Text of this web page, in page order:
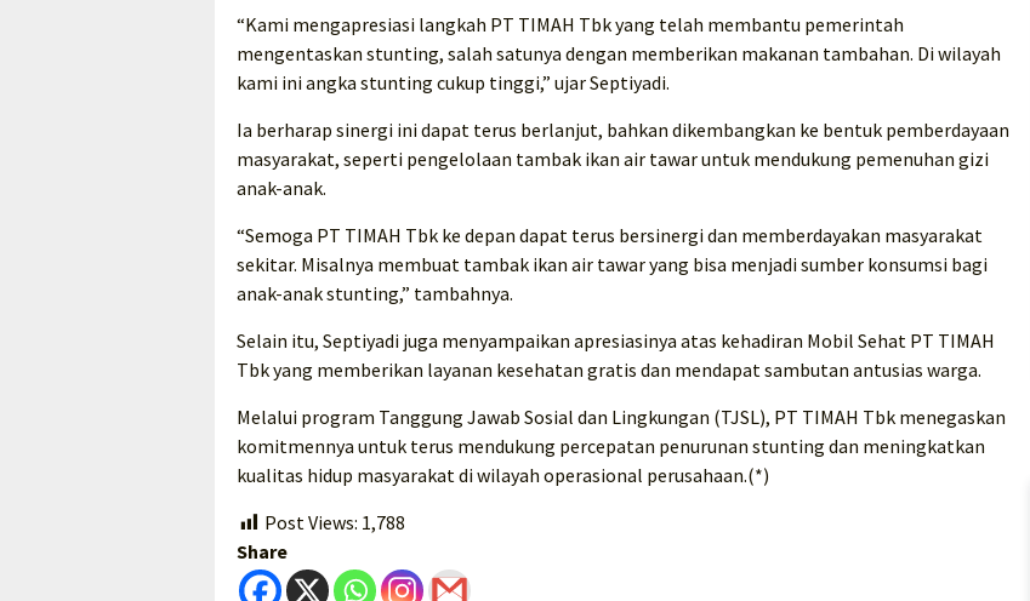
“Kami mengapresiasi langkah PT TIMAH Tbk yang telah membantu pemerintah
mengentaskan stunting, salah satunya dengan memberikan makanan tambahan. Di wilayah
kami ini angka stunting cukup tinggi,” ujar Septiyadi.
Ia berharap sinergi ini dapat terus berlanjut, bahkan dikembangkan ke bentuk pemberdayaan
masyarakat, seperti pengelolaan tambak ikan air tawar untuk mendukung pemenuhan gizi
anak-anak.
“Semoga PT TIMAH Tbk ke depan dapat terus bersinergi dan memberdayakan masyarakat
sekitar. Misalnya membuat tambak ikan air tawar yang bisa menjadi sumber konsumsi bagi
anak-anak stunting,” tambahnya.
Selain itu, Septiyadi juga menyampaikan apresiasinya atas kehadiran Mobil Sehat PT TIMAH
Tbk yang memberikan layanan kesehatan gratis dan mendapat sambutan antusias warga.
Melalui program Tanggung Jawab Sosial dan Lingkungan (TJSL), PT TIMAH Tbk menegaskan
komitmennya untuk terus mendukung percepatan penurunan stunting dan meningkatkan
kualitas hidup masyarakat di wilayah operasional perusahaan.(*)
Post Views: 1,788
Share